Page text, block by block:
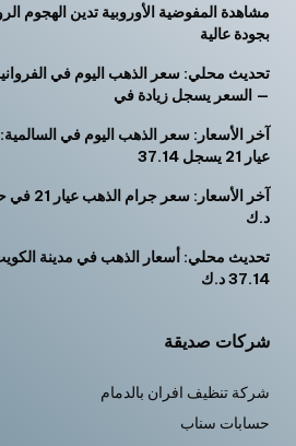
مشاهدة المفوضية الأوروبية تدين الهجوم
بجودة عالية
— السعر يسجل زيادة في
عيار 21 يسجل 37.14
د.ك
37.14 د.ك
شركات صديقة
شركة تنظيف افران بالدمام
حسابات سناب